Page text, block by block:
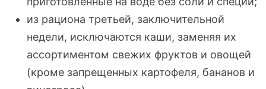
из рациона третьей, заключительной
недели, исключаются каши, заменяя их
ассортиментом свежих фруктов и овощей
(кроме запрещенных картофеля, бананов и